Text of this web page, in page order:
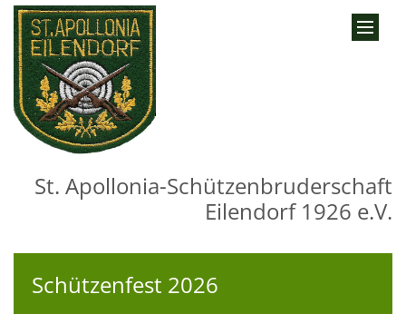
Zum Inhalt springen
St. Apollonia-Schützenbruderschaft
Eilendorf 1926 e.V.
Schützenfest 2026